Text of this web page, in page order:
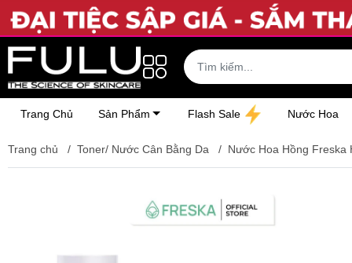
Trang Chủ Sản Phẩm Flash Sale Nước Hoa
Trang chủ / Toner/ Nước Cân Bằng Da / Nước Hoa Hồng Freska